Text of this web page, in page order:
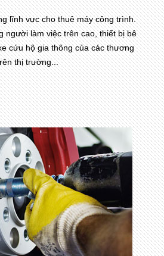
lĩnh vực cho thuê máy công trình.
người làm việc trên cao, thiết bị bê
cứu hộ gia thông của các thương
thị trường...